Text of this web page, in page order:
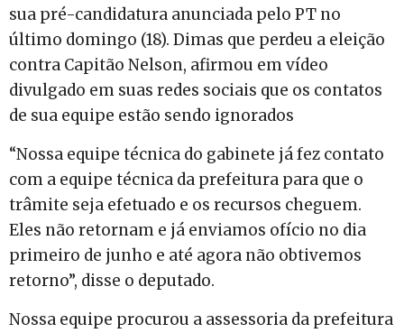
sua pré-candidatura anunciada pelo PT no
último domingo (18). Dimas que perdeu a eleição
contra Capitão Nelson, afirmou em vídeo
divulgado em suas redes sociais que os contatos
de sua equipe estão sendo ignorados
“Nossa equipe técnica do gabinete já fez contato
com a equipe técnica da prefeitura para que o
trâmite seja efetuado e os recursos cheguem.
Eles não retornam e já enviamos ofício no dia
primeiro de junho e até agora não obtivemos
retorno”, disse o deputado.
Nossa equipe procurou a assessoria da prefeitura